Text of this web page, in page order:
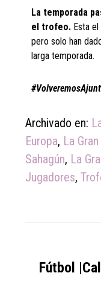
La temporada
el trofeo. Esta
pero solo han
larga temporada.
Archivado en:
Europa, La
Sahagún, La
Jugadores,
Fútbol